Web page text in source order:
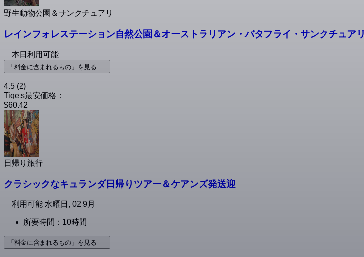
野生動物公園＆サンクチュアリ
レインフォレステーション自然公園＆オーストラリアン・バタフライ・サンクチュアリ
本日利用可能
「料金に含まれるもの」を見る
4.5 (2)
Tiqets最安価格：
$60.42
日帰り旅行
クラシックなキュランダ日帰りツアー＆ケアンズ発送迎
利用可能 水曜日, 02 9月
所要時間：10時間
「料金に含まれるもの」を見る